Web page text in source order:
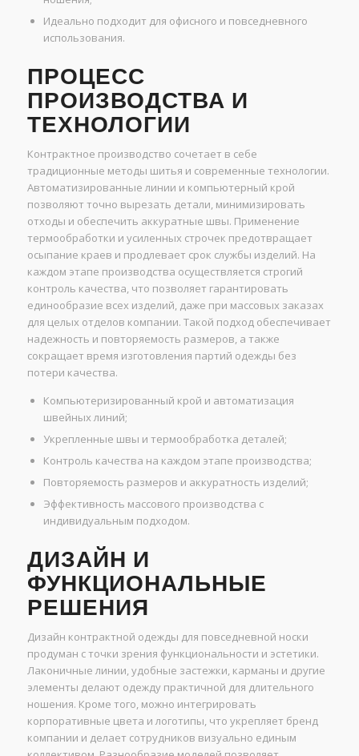
Идеально подходит для офисного и повседневного
использования.
ПРОЦЕСС
ПРОИЗВОДСТВА И
ТЕХНОЛОГИИ
Контрактное производство сочетает в себе
традиционные методы шитья и современные технологии.
Автоматизированные линии и компьютерный крой
позволяют точно вырезать детали, минимизировать
отходы и обеспечить аккуратные швы. Применение
термообработки и усиленных строчек предотвращает
осыпание краев и продлевает срок службы изделий. На
каждом этапе производства осуществляется строгий
контроль качества, что позволяет гарантировать
единообразие всех изделий, даже при массовых заказах
для целых отделов компании. Такой подход обеспечивает
надежность и повторяемость размеров, а также
сокращает время изготовления партий одежды без
потери качества.
Компьютеризированный крой и автоматизация
швейных линий;
Укрепленные швы и термообработка деталей;
Контроль качества на каждом этапе производства;
Повторяемость размеров и аккуратность изделий;
Эффективность массового производства с
индивидуальным подходом.
ДИЗАЙН И
ФУНКЦИОНАЛЬНЫЕ
РЕШЕНИЯ
Дизайн контрактной одежды для повседневной носки
продуман с точки зрения функциональности и эстетики.
Лаконичные линии, удобные застежки, карманы и другие
элементы делают одежду практичной для длительного
ношения. Кроме того, можно интегрировать
корпоративные цвета и логотипы, что укрепляет бренд
компании и делает сотрудников визуально единым